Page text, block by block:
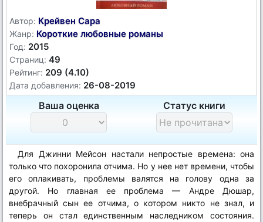
Автор: Крейвен Сара
Жанр: Короткие любовные романы
Год: 2015
Страниц: 49
Рейтинг: 209 (4.10)
Дата добавления: 26-08-2019
Ваша оценка Статус книги
Для Джинни Мейсон настали непростые времена: она
только что похоронила отчима. Но у нее нет времени, чтобы
его оплакивать, проблемы валятся на голову одна за
другой. Но главная ее проблема — Андре Дюшар,
внебрачный сын ее отчима, о котором никто не знал, и
теперь он стал единственным наследником состояния.